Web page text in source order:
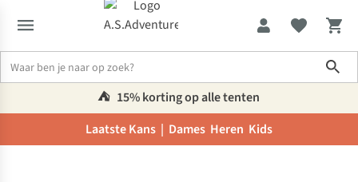
⛺️ 15% korting op alle tenten
Laatste Kans | Dames Heren Kids